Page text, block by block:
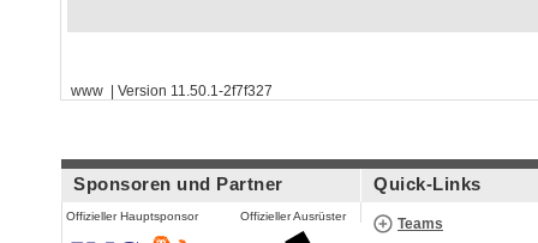
www | Version 11.50.1-2f7f327
Sponsoren und Partner
Offizieller Hauptsponsor Offizieller Ausrüster
Quick-Links
Teams